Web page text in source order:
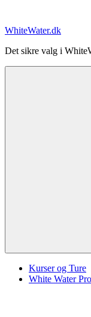
indhold
WhiteWater.dk
Det sikre valg i
Kurser og Ture
White Water